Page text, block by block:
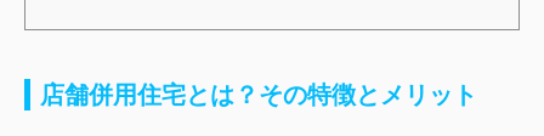
店舗併用住宅とは？その特徴とメリット